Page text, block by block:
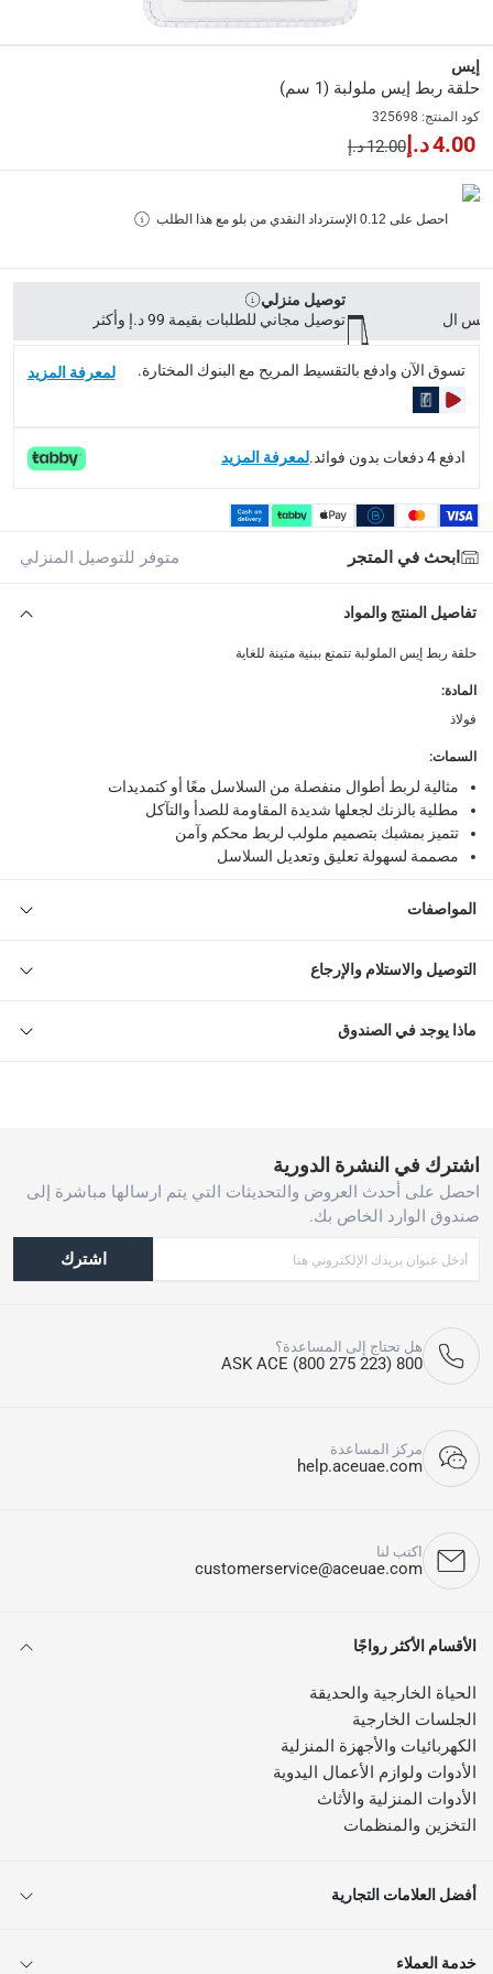
Delivery & Returns
delivery method
التوصيل المُتَتَبَّع: خلال 1 إلى 5 أيام عمل
delivery times
توصيل المنتجات الكبيرة أو التي تحتاج تركيب: خلال 2 إلى 4 أيام عمل
collection
الاستلام من المتجر عبر خدمة “انقر واستلم” لمنتجات
إمكانية إرجاع المنتجات المؤهلة مجاناً خلال 30 يوماً.
1 حلقة ربط إيس ملولبة بمقاس 1 سم
إيس
حلقة ربط إيس ملولبة (1 سم)
كود المنتج:
325698
4.00 د.إ 12.00 د.إ
احصل على 0.12 الإسترداد النقدي من بلو مع هذا الطلب
توصيل منزلي
توصيل مجاني للطلبات بقيمة 99 د.إ وأكثر
تسوق الآن وادفع بالتقسيط المريح مع البنوك المختارة. لمعرفة المزيد
ادفع 4 دفعات بدون فوائد. لمعرفة المزيد
ابحث في المتجر متوفر للتوصيل المنزلي
تفاصيل المنتج والمواد
حلقة ربط إيس الملولبة تتمتع ببنية متينة للغاية
المادة:
فولاذ
السمات:
مثالية لربط أطوال منفصلة من السلاسل معًا أو كتمديدات
مطلية بالزنك لجعلها شديدة المقاومة للصدأ والتآكل
تتميز بمشبك بتصميم ملولب لربط محكم وآمن
مصممة لسهولة تعليق وتعديل السلاسل
المواصفات
التوصيل والاستلام والإرجاع
ماذا يوجد في الصندوق
اشترك في النشرة الدورية
احصل على أحدث العروض والتحديثات التي يتم ارسالها مباشرة إلى
صندوق الوارد الخاص بك.
اشترك
هل تحتاج إلى المساعدة؟
800 ASK ACE (800 275 223)
مركز المساعدة
help.aceuae.com
اكتب لنا
customerservice@aceuae.com
الأقسام الأكثر رواجًا
الحياة الخارجية والحديقة
الجلسات الخارجية
الكهربائيات والأجهزة المنزلية
الأدوات ولوازم الأعمال اليدوية
الأدوات المنزلية والأثاث
التخزين والمنظمات
أفضل العلامات التجارية
خدمة العملاء